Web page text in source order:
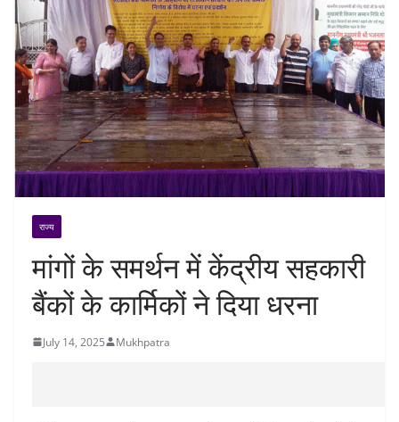
राज्य
मांगों के समर्थन में केंद्रीय सहकारी
बैंकों के कार्मिकों ने दिया धरना
July 14, 2025 Mukhpatra